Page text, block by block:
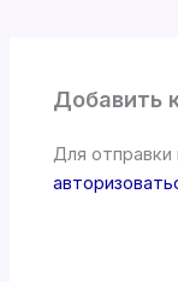
Добавить
Для